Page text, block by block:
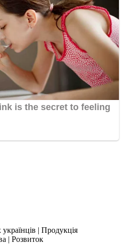
| Продукція
| Розвиток